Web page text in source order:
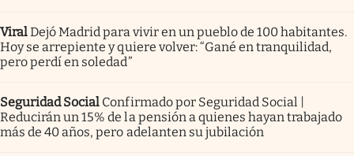
ViralDejó Madrid para vivir en un pueblo de 100 habitantes.
Hoy se arrepiente y quiere volver: “Gané en tranquilidad,
pero perdí en soledad”
Seguridad Social Confirmado por Seguridad Social |
Reducirán un 15% de la pensión a quienes hayan trabajado
más de 40 años, pero adelanten su jubilación